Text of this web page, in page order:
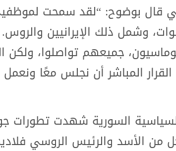
قال بوضوح: “لقد سمحت
وشمل ذلك الإيرانيين
جميعهم تواصلوا، ولكن
المباشر أن نجلس معًا
السورية شهدت تطورات
من الأسد والرئيس الروسي